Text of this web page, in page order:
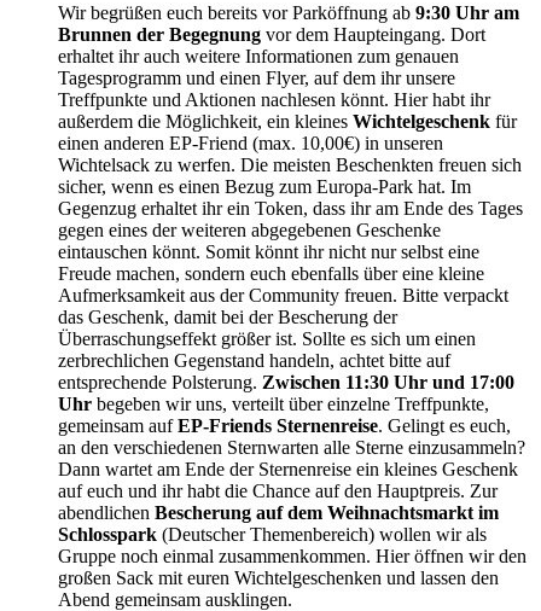
Wir begrüßen euch bereits vor Parköffnung ab 9:30 Uhr am
Brunnen der Begegnung vor dem Haupteingang. Dort
erhaltet ihr auch weitere Informationen zum genauen
Tagesprogramm und einen Flyer, auf dem ihr unsere
Treffpunkte und Aktionen nachlesen könnt. Hier habt ihr
außerdem die Möglichkeit, ein kleines Wichtelgeschenk für
einen anderen EP-Friend (max. 10,00€) in unseren
Wichtelsack zu werfen. Die meisten Beschenkten freuen sich
sicher, wenn es einen Bezug zum Europa-Park hat. Im
Gegenzug erhaltet ihr ein Token, dass ihr am Ende des Tages
gegen eines der weiteren abgegebenen Geschenke
eintauschen könnt. Somit könnt ihr nicht nur selbst eine
Freude machen, sondern euch ebenfalls über eine kleine
Aufmerksamkeit aus der Community freuen. Bitte verpackt
das Geschenk, damit bei der Bescherung der
Überraschungseffekt größer ist. Sollte es sich um einen
zerbrechlichen Gegenstand handeln, achtet bitte auf
entsprechende Polsterung. Zwischen 11:30 Uhr und 17:00
Uhr begeben wir uns, verteilt über einzelne Treffpunkte,
gemeinsam aufEP-Friends Sternenreise. Gelingt es euch,
an den verschiedenen Sternwarten alle Sterne einzusammeln?
Dann wartet am Ende der Sternenreise ein kleines Geschenk
auf euch und ihr habt die Chance auf den Hauptpreis. Zur
abendlichen Bescherung auf dem Weihnachtsmarkt im
Schlosspark (Deutscher Themenbereich) wollen wir als
Gruppe noch einmal zusammenkommen. Hier öffnen wir den
großen Sack mit euren Wichtelgeschenken und lassen den
Abend gemeinsam ausklingen.